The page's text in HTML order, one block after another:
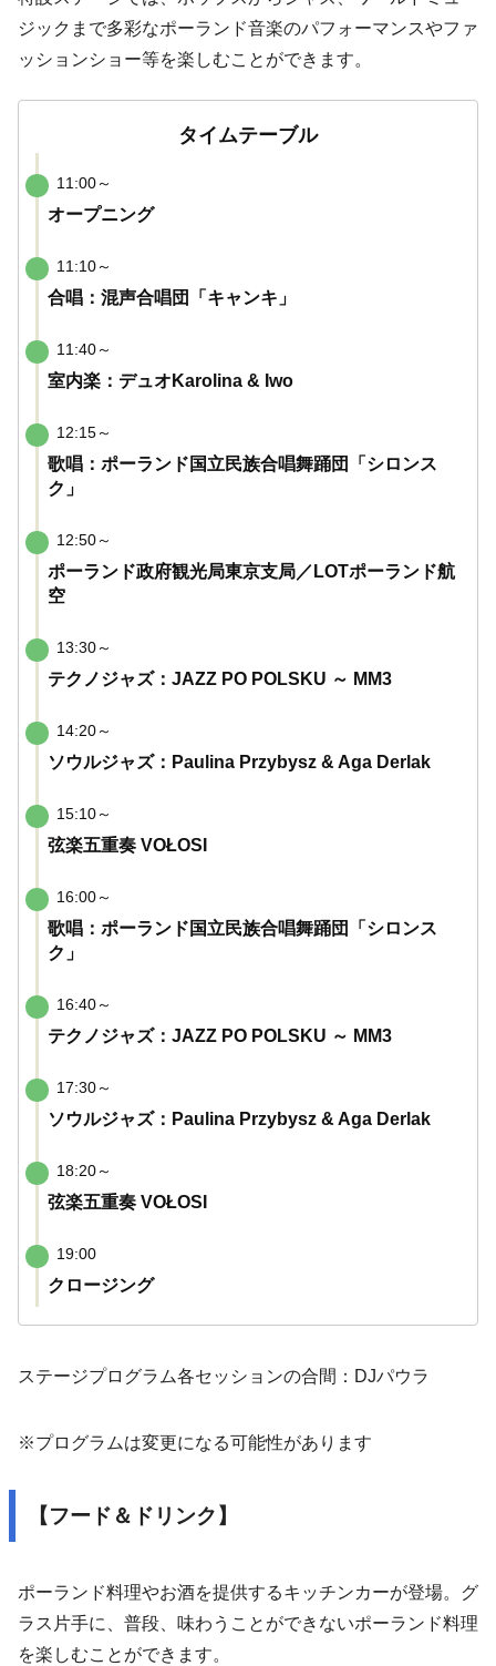
ジックまで多彩なポーランド音楽のパフォーマンスやファ
ッションショー等を楽しむことができます。
タイムテーブル
11:00～
オープニング
11:10～
合唱：混声合唱団「キャンキ」
11:40～
室内楽：デュオKarolina & Iwo
12:15～
歌唱：ポーランド国立民族合唱舞踊団「シロンス
ク」
12:50～
ポーランド政府観光局東京支局／LOTポーランド航
空
13:30～
テクノジャズ：JAZZ PO POLSKU ～ MM3
14:20～
ソウルジャズ：Paulina Przybysz & Aga Derlak
15:10～
弦楽五重奏 VOŁOSI
16:00～
歌唱：ポーランド国立民族合唱舞踊団「シロンス
ク」
16:40～
テクノジャズ：JAZZ PO POLSKU ～ MM3
17:30～
ソウルジャズ：Paulina Przybysz & Aga Derlak
18:20～
弦楽五重奏 VOŁOSI
19:00
クロージング
ステージプログラム各セッションの合間：DJパウラ
※プログラムは変更になる可能性があります
【フード＆ドリンク】
ポーランド料理やお酒を提供するキッチンカーが登場。グ
ラス片手に、普段、味わうことができないポーランド料理
を楽しむことができます。